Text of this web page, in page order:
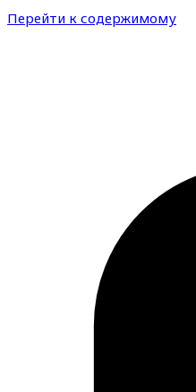
Перейти к содержимому